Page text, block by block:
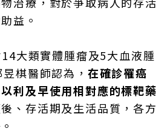
益。
大類實體腫瘤及5大血液腫
棋醫師認為， 在確診罹癌
利及早使用相對應的標靶藥
、存活期及生活品質，各方